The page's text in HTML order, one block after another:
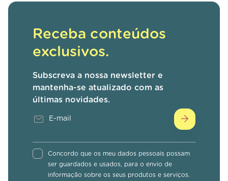
Receba conteúdos
exclusivos.
Subscreva a nossa newsletter e
mantenha-se atualizado com as
últimas novidades.
Concordo que os meu dados pessoais possam
ser guardados e usados, para o envio de
informação sobre os seus produtos e serviços.